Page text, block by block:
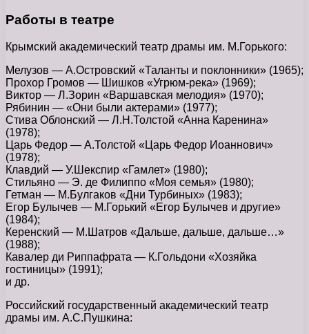
Работы в театре
Крымский академический театр драмы им. М.Горького:
Мелузов — А.Островский «Таланты и поклонники» (1965);
Прохор Громов — Шишков «Угрюм-река» (1969);
Виктор — Л.Зорин «Варшавская мелодия» (1970);
Рябинин — «Они были актерами» (1977);
Стива Облонский — Л.Н.Толстой «Анна Каренина»
(1978);
Царь Федор — А.Толстой «Царь Федор Иоаннович»
(1978);
Клавдий — У.Шекспир «Гамлет» (1980);
Стильяно — Э. де Филиппо «Моя семья» (1980);
Гетман — М.Булгаков «Дни Турбиных» (1983);
Егор Булычев — М.Горький «Егор Булычев и другие»
(1984);
Керенский — М.Шатров «Дальше, дальше, дальше…»
(1988);
Кавалер ди Риппафрата — К.Гольдони «Хозяйка
гостиницы» (1991);
и др.
Российский государственный академический театр
драмы им. А.С.Пушкина: